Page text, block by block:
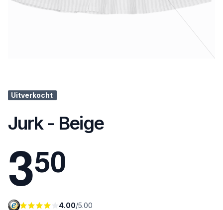
Uitverkocht
Jurk - Beige
350
4.00/5.00